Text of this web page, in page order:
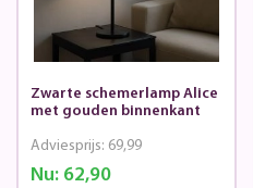
Zwarte schemerlamp Alice
met gouden binnenkant
Nu:62,90
Adviesprijs: 69,99